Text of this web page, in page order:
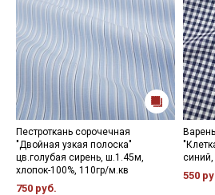
Пестроткань сорочечная
"Двойная узкая полоска"
цв.голубая сирень, ш.1.45м,
хлопок-100%, 110гр/м.кв
750 руб.
550